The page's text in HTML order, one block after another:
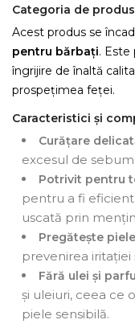
Categoria de produs
Acest produs se
pentru bărbați. Este
îngrijire de înaltă
prospețimea feței.
Caracteristici și
Curățare
excesul de
Potrivit pentru
pentru a fi
uscată prin
Pregătește
prevenirea iritației
Fără ulei și
și uleiuri, ceea ce
piele sensibilă.